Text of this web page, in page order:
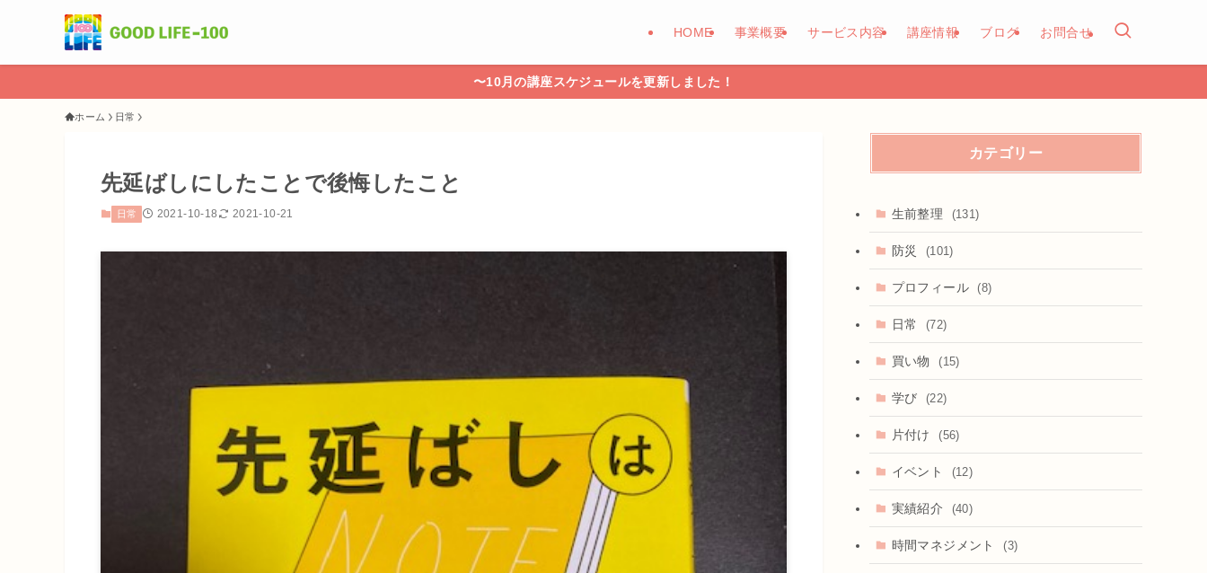
HOME 事業概要 サービス内容 講座情報 ブログ お問合せ
〜10月の講座スケジュールを更新しました！
ホーム 日常
先延ばしにしたことで後悔したこと
日常 2021-10-18 2021-10-21
カテゴリー
生前整理 (131)
防災 (101)
プロフィール (8)
日常 (72)
買い物 (15)
学び (22)
片付け (56)
イベント (12)
実績紹介 (40)
時間マネジメント (3)